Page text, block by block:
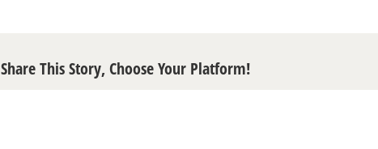
Share This Story, Choose Your Platform!